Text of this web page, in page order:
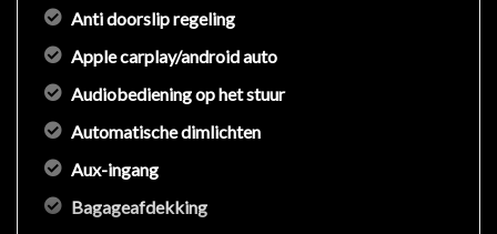
Anti doorslip regeling
Apple carplay/android auto
Audiobediening op het stuur
Automatische dimlichten
Aux-ingang
Bagageafdekking